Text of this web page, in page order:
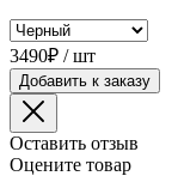
3490₽ / шт
Добавить к заказу
Оставить отзыв
Оцените товар